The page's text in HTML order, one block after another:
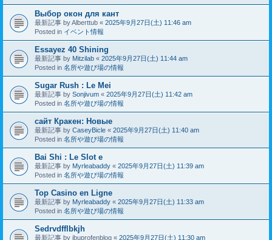
Выбор окон для кант
最新記事 byAlberttub « 2025年9月27日(土) 11:46 am
Posted in イベント情報
Essayez 40 Shining
最新記事 by Mitzilab « 2025年9月27日(土) 11:44 am
Posted in 名所や遊び場の情報
Sugar Rush : Le Mei
最新記事 by Sonjivum « 2025年9月27日(土) 11:42 am
Posted in 名所や遊び場の情報
сайт Кракен: Новые
最新記事 by CaseyBicle « 2025年9月27日(土) 11:40 am
Posted in 名所や遊び場の情報
Bai Shi : Le Slot e
最新記事 by Myrleabaddy « 2025年9月27日(土) 11:39 am
Posted in 名所や遊び場の情報
Top Casino en Ligne
最新記事 by Myrleabaddy « 2025年9月27日(土) 11:33 am
Posted in 名所や遊び場の情報
Sedrvdfflbkjh
最新記事 by ibuprofenblog « 2025年9月27日(土) 11:30 am